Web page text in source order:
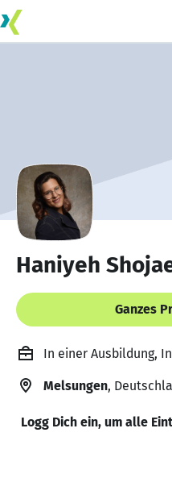
Haniyeh
Ganzes
In einer Ausbildung,
Melsungen,
Logg Dich ein, um alle